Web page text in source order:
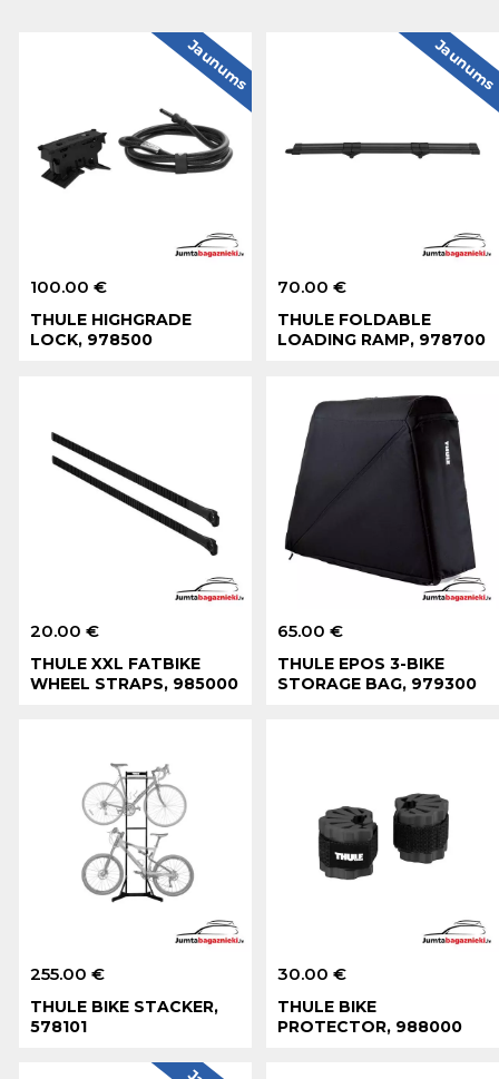
100.00 €
THULE HIGHGRADE
LOCK, 978500
Jaunums
70.00 €
THULE FOLDABLE
LOADING RAMP, 978700
20.00 €
THULE XXL FATBIKE
WHEEL STRAPS, 985000
65.00 €
THULE EPOS 3-BIKE
STORAGE BAG, 979300
255.00 €
THULE BIKE STACKER,
578101
30.00 €
THULE BIKE
PROTECTOR, 988000